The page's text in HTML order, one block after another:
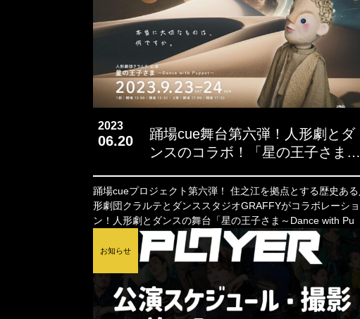
2023
06.20
踊場cue舞台第六弾！人形劇とダ
ンスのコラボ！「星の王子さま～
クラルテ
踊場cueプロジェクト第六弾！ 住之江を拠点とする歴史ある人
形劇団クラルテとダンススタジオGRAFFYがコラボレーショ
ン！人形劇とダンスの舞台「星の王子さま～Dance with Pu
お知らせ